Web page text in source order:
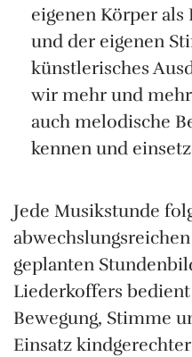
eigenen Körper
und der eigenen
künstlerisches
wir mehr und
auch melodische
kennen und
Jede Musikstunde
geplanten
Liederkoffers
Bewegung, Stimme
Einsatz